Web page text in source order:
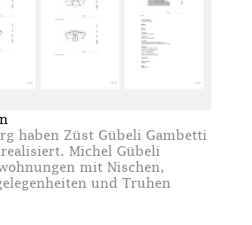
haben Züst Gübeli Gambetti
Michel Gübeli
mit Nischen,
und Truhen